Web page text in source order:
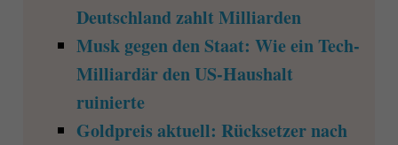
Deutschland zahlt Milliarden
Musk gegen den Staat: Wie ein Tech-
Milliardär den US-Haushalt
ruinierte
Goldpreis aktuell: Rücksetzer nach